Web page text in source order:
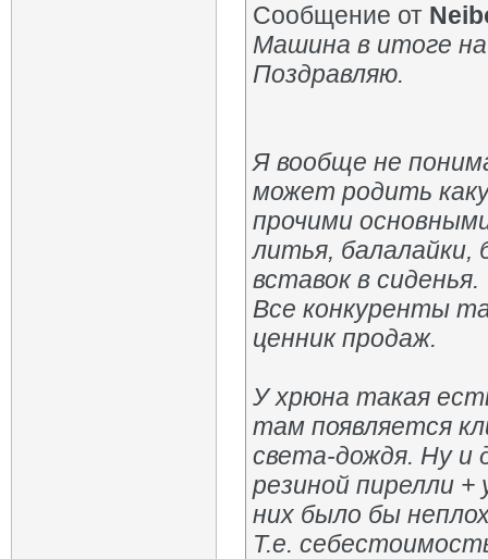
Сообщение от
Машина в итоге
Поздравляю.
Я вообще не
может родить
прочими
литья, балалайки,
вставок в сиденья.
Все конкуренты
ценник продаж.
У хрюна такая
там появляется
света-дождя. Ну и
резиной пирелли
них было бы
Т.е.